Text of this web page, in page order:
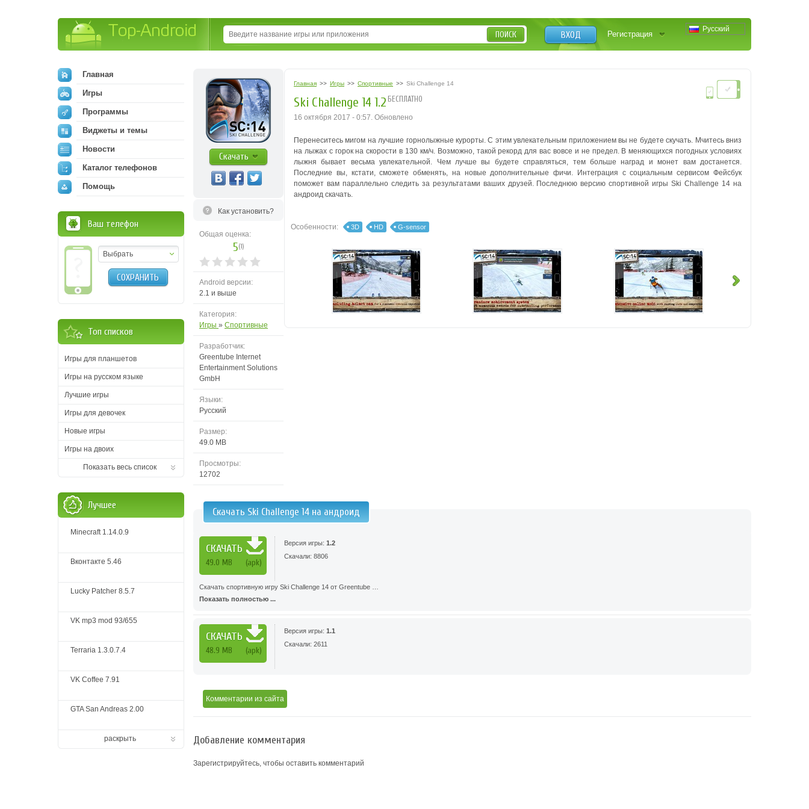
Русский
ВХОД Регистрация
ПОИСК
Скачать
Как установить?
Общая оценка:
5(1)
Android версии:
2.1 и выше
Категория:
Игры » Спортивные
Разработчик:
Greentube Internet
Entertainment Solutions
GmbH
Языки:
Русский
Размер:
49.0 MB
Просмотры:
12702
Главная >> Игры >> Спортивные >> Ski Challenge 14
Ski Challenge 14 1.2 БЕСПЛАТНО
16 октября 2017 - 0:57. Обновлено
Перенеситесь мигом на лучшие горнолыжные курорты.С этим увлекательным приложением вы не будете скучать. Мчитесь вниз
на лыжах с горок на скорости в 130 км/ч. Возможно, такой рекорд для вас вовсе и не предел. В меняющихся погодных условиях
лыжня бывает весьма увлекательной. Чем лучше вы будете справляться, тем больше наград и монет вам достанется.
Последние вы, кстати, сможете обменять, на новые дополнительные фичи.
Интеграция с социальным сервисом Фейсбук
поможет вам параллельно следить за результатами ваших друзей.Последнюю версию спортивной игры Ski Challenge 14 на
андроид скачать.
Особенности: 3D HD G-sensor
Скачать Ski Challenge 14 на андроид
СКАЧАТЬ
49.0 MB (apk)
Версия игры: 1.2
Скачали: 8806
Скачать спортивную игру Ski Challenge 14 от Greentube …
Показать полностью ...
СКАЧАТЬ
48.9 MB (apk)
Версия игры: 1.1
Скачали: 2611
Комментарии из сайта
Добавление комментария
Зарегистрируйтесь, чтобы оставить комментарий
Главная
Игры
Программы
Виджеты и темы
Новости
Каталог телефонов
Помощь
Ваш телефон
Выбрать
СОХРАНИТЬ
Топ списков
Игры для планшетов
Игры на русском языке
Лучшие игры
Игры для девочек
Новые игры
Игры на двоих
Показать весь список
Лучшее
Minecraft 1.14.0.9
Вконтакте 5.46
Lucky Patcher 8.5.7
VK mp3 mod 93/655
Terraria 1.3.0.7.4
VK Coffee 7.91
GTA San Andreas 2.00
раскрыть